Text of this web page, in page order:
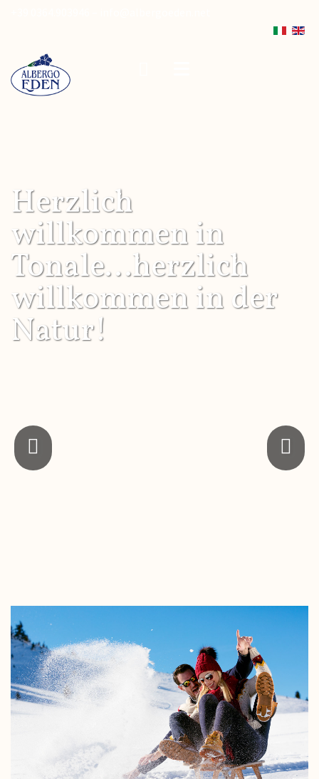
Herzlich
willkommen in
Tonale...herzlich
willkommen in der
Natur!